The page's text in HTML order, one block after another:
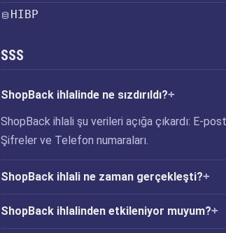
HIBP
SSS
ShopBack ihlalinde ne sızdırıldı?
ShopBack ihlali şu verileri açığa çıkardı: E-
Şifreler ve Telefon numaraları.
ShopBack ihlali ne zaman gerçekleşti?
ShopBack ihlalinden etkileniyor muyum?